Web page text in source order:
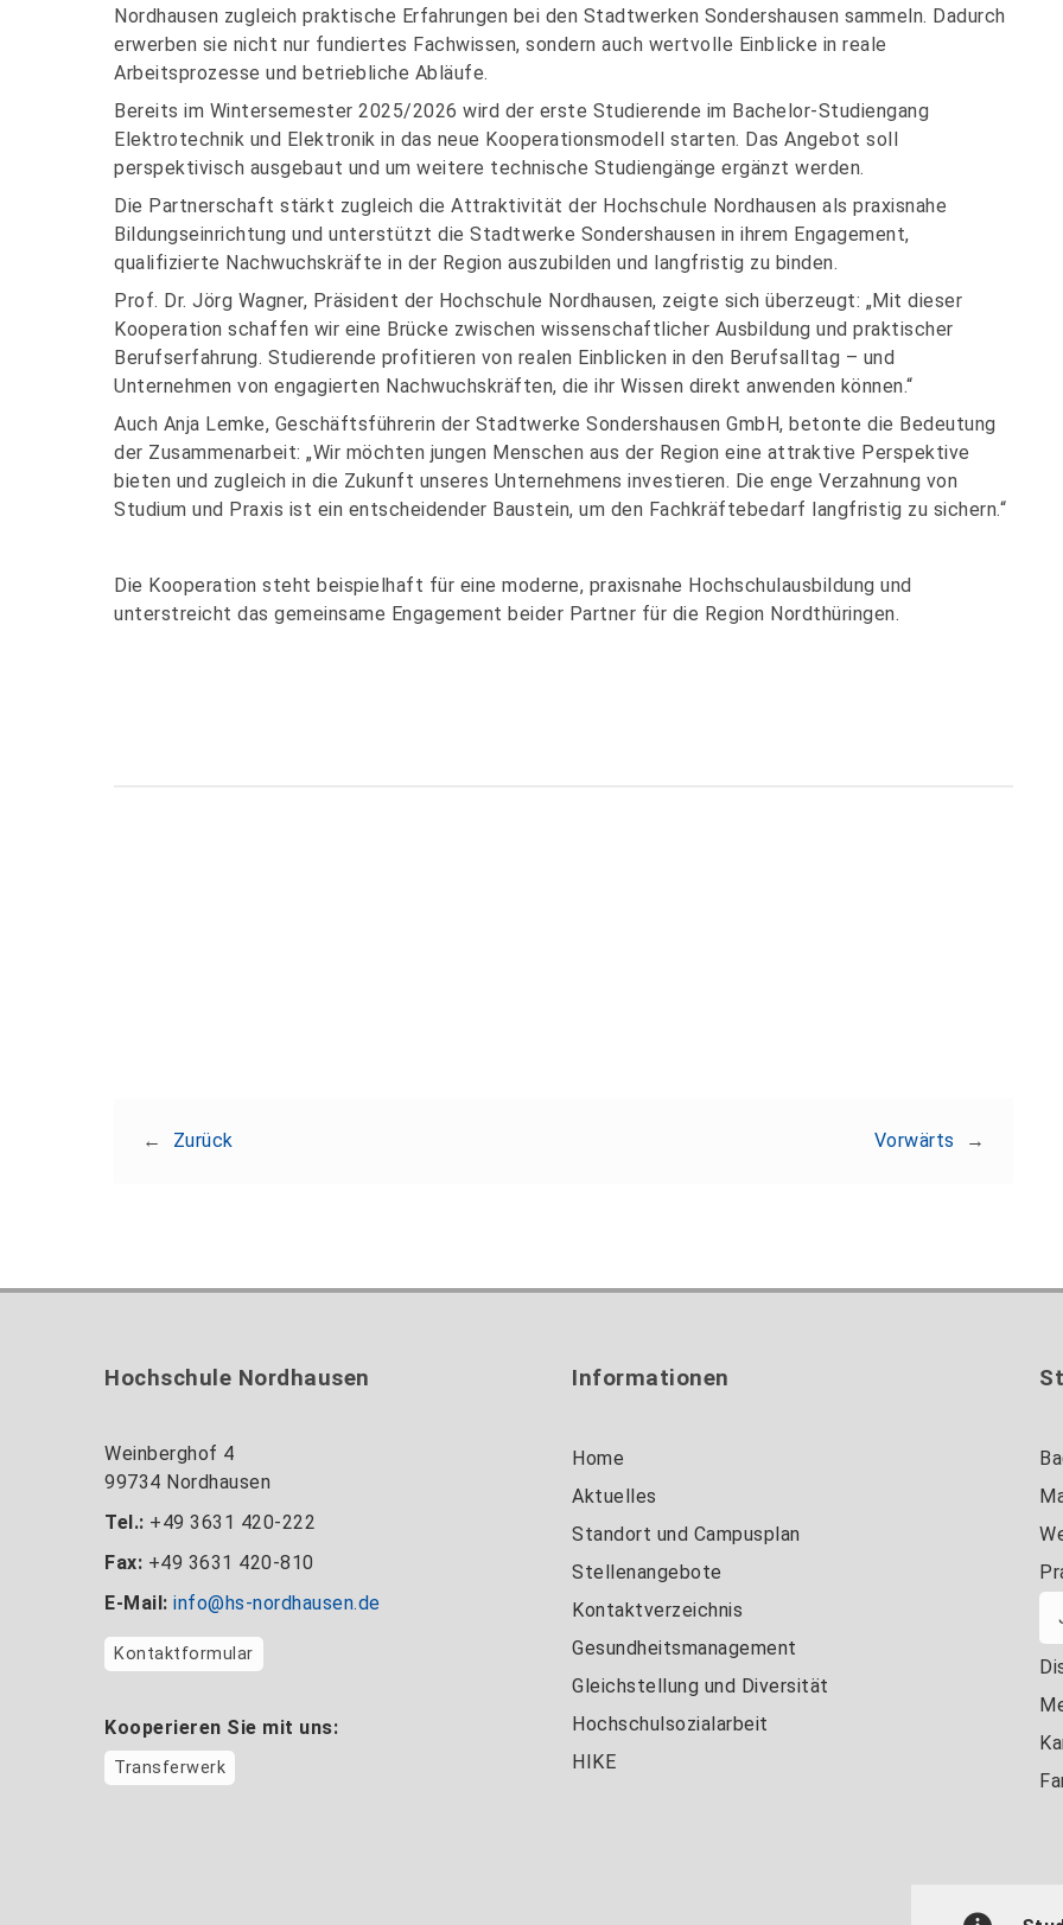
Nordhausen zugleich praktische Erfahrungen bei den Stadtwerken Sondershausen sammeln. Dadurch
erwerben sie nicht nur fundiertes Fachwissen, sondern auch wertvolle Einblicke in reale
Arbeitsprozesse und betriebliche Abläufe.
Bereits im Wintersemester 2025/2026 wird der erste Studierende im Bachelor-Studiengang
Elektrotechnik und Elektronik in das neue Kooperationsmodell starten. Das Angebot soll
perspektivisch ausgebaut und um weitere technische Studiengänge ergänzt werden.
Die Partnerschaft stärkt zugleich die Attraktivität der Hochschule Nordhausen als praxisnahe
Bildungseinrichtung und unterstützt die Stadtwerke Sondershausen in ihrem Engagement,
qualifizierte Nachwuchskräfte in der Region auszubilden und langfristig zu binden.
Prof. Dr. Jörg Wagner, Präsident der Hochschule Nordhausen, zeigte sich überzeugt: „Mit dieser
Kooperation schaffen wir eine Brücke zwischen wissenschaftlicher Ausbildung und praktischer
Berufserfahrung. Studierende profitieren von realen Einblicken in den Berufsalltag – und
Unternehmen von engagierten Nachwuchskräften, die ihr Wissen direkt anwenden können.“
Auch Anja Lemke, Geschäftsführerin der Stadtwerke Sondershausen GmbH, betonte die Bedeutung
der Zusammenarbeit: „Wir möchten jungen Menschen aus der Region eine attraktive Perspektive
bieten und zugleich in die Zukunft unseres Unternehmens investieren. Die enge Verzahnung von
Studium und Praxis ist ein entscheidender Baustein, um den Fachkräftebedarf langfristig zu sichern.“
Die Kooperation steht beispielhaft für eine moderne, praxisnahe Hochschulausbildung und
unterstreicht das gemeinsame Engagement beider Partner für die Region Nordthüringen.
← Zurück Vorwärts →
Hochschule Nordhausen
Weinberghof 4
99734 Nordhausen
Tel.: +49 3631 420-222
Fax: +49 3631 420-810
E-Mail: info@hs-nordhausen.de
Kontaktformular
Kooperieren Sie mit uns:
Transferwerk
Informationen
Home
Aktuelles
Standort und Campusplan
Stellenangebote
Kontaktverzeichnis
Gesundheitsmanagement
Gleichstellung und Diversität
Hochschulsozialarbeit
HIKE